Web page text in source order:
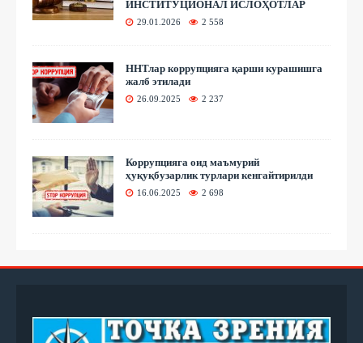
ИНСТИТУЦИОНАЛ ИСЛОҲОТЛАР
29.01.2026 2 558
ННТлар коррупцияга қарши курашишга
жалб этилади
26.09.2025 2 237
Коррупцияга оид маъмурий
ҳуқуқбузарлик турлари кенгайтирилди
16.06.2025 2 698